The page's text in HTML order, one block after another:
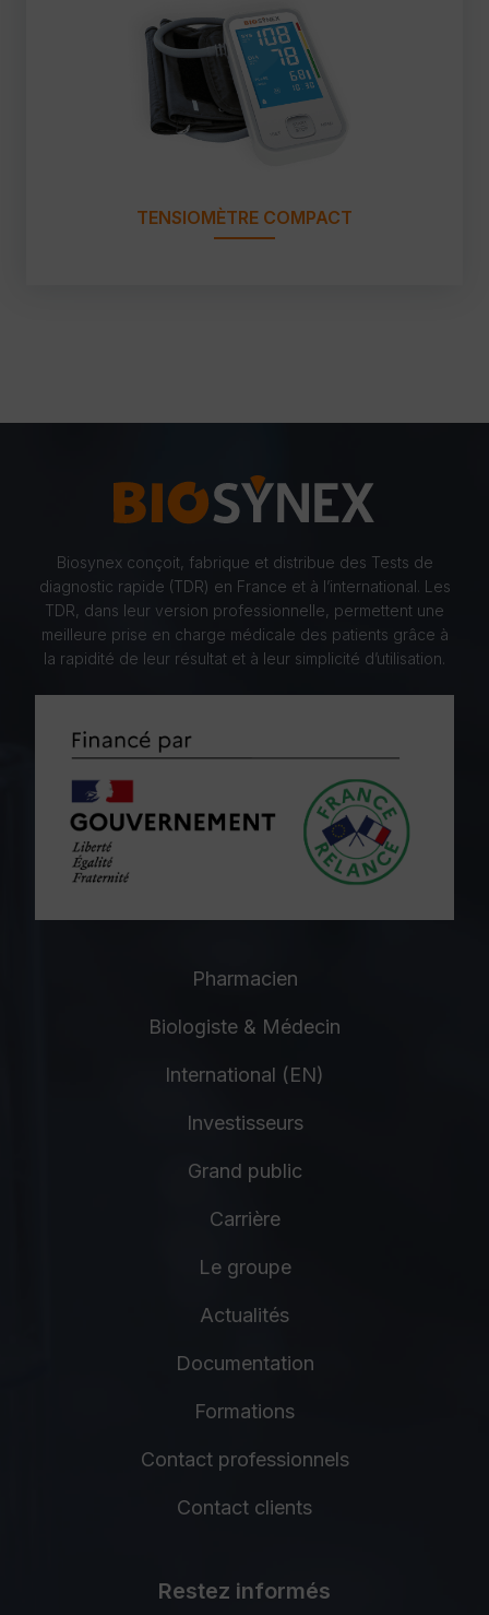
TENSIOMÈTRE COMPACT
Biosynex conçoit, fabrique et distribue des Tests de
diagnostic rapide (TDR) en France et à l’international. Les
TDR, dans leur version professionnelle, permettent une
meilleure prise en charge médicale des patients grâce à
la rapidité de leur résultat et à leur simplicité d’utilisation.
Pharmacien
Biologiste & Médecin
International (EN)
Investisseurs
Grand public
Carrière
Le groupe
Actualités
Documentation
Formations
Contact professionnels
Contact clients
Restez informés